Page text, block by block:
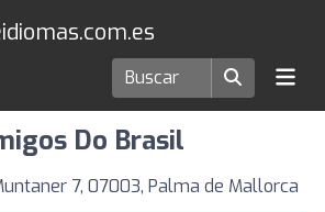
de idiomas en Palma de Mallorca
Do Brasil
7, 07003, Palma de Mallorca